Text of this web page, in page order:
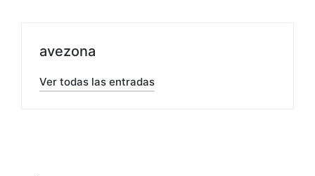
avezona
Ver todas las entradas